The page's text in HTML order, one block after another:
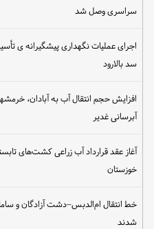
سراسری وصل شد
اجرای عملیات نگهداری پیشگیرانه ی
سد بالارود
افزایش حجم انتقال آب به آبادان،
آبرسانی غدیر
خوزستان
خط انتقال ام‌الدبس–دشت آزادگان و
شدند